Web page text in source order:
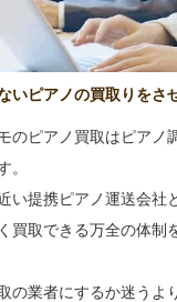
いピアノの買取りをさ
のピアノ買取はピアノ
。
い提携ピアノ運送会社
買取できる万全の体制
の業者にするか迷うよ